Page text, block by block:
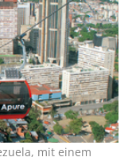
mit einem